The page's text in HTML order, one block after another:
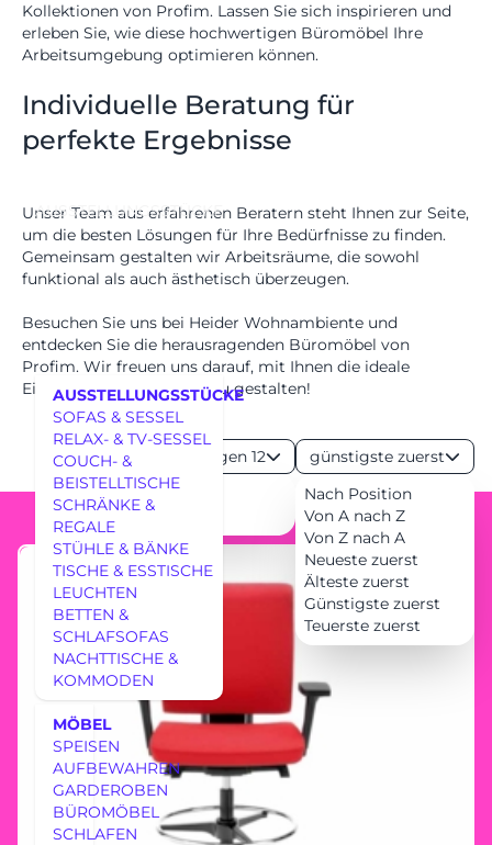
AUSSTELLUNGSSTÜCKE
AUSSTELLUNGSSTÜCKE
SOFAS & SESSEL
RELAX- & TV-SESSEL
COUCH- &
BEISTELLTISCHE
SCHRÄNKE &
REGALE
STÜHLE & BÄNKE
TISCHE & ESSTISCHE
LEUCHTEN
BETTEN &
SCHLAFSOFAS
NACHTTISCHE &
KOMMODEN
MÖBEL
MÖBEL
SPEISEN
AUFBEWAHREN
GARDEROBEN
BÜROMÖBEL
SCHLAFEN
Kollektionen von Profim. Lassen Sie sich inspirieren und
erleben Sie, wie diese hochwertigen Büromöbel Ihre
Arbeitsumgebung optimieren können.
Individuelle Beratung für
perfekte Ergebnisse
Unser Team aus erfahrenen Beratern steht Ihnen zur Seite,
um die besten Lösungen für Ihre Bedürfnisse zu finden.
Gemeinsam gestalten wir Arbeitsräume, die sowohl
funktional als auch ästhetisch überzeugen.
Besuchen Sie uns bei Heider Wohnambiente und
entdecken Sie die herausragenden Büromöbel von
Profim. Wir freuen uns darauf, mit Ihnen die ideale
Einrichtung für Ihr Büro zu gestalten!
Anzeigen 12
24
günstigste zuerst
Nach Position
Von A nach Z
Von Z nach A
Neueste zuerst
Älteste zuerst
Günstigste zuerst
Teuerste zuerst